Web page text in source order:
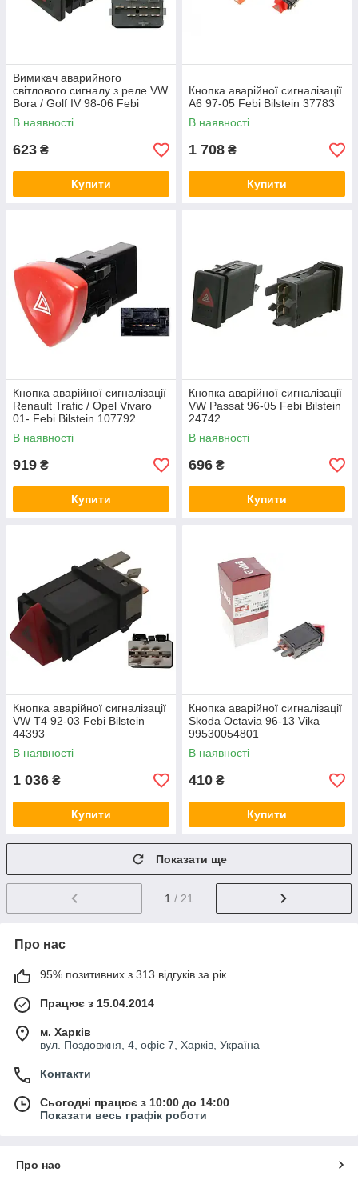
Вимикач аварийного
світлового сигналу з реле VW
Bora / Golf IV 98-06 Febi
Bilstein 22292
В наявності
623 ₴
Купити
Кнопка аварійної сигналізації
A6 97-05 Febi Bilstein 37783
В наявності
1 708 ₴
Купити
Кнопка аварійної сигналізації
Renault Trafic / Opel Vivaro
01- Febi Bilstein 107792
В наявності
919 ₴
Купити
Кнопка аварійної сигналізації
VW Passat 96-05 Febi Bilstein
24742
В наявності
696 ₴
Купити
Кнопка аварійної сигналізації
VW T4 92-03 Febi Bilstein
44393
В наявності
1 036 ₴
Купити
Кнопка аварійної сигналізації
Skoda Octavia 96-13 Vika
99530054801
В наявності
410 ₴
Купити
Показати ще
1 / 21
Про нас
95% позитивних з 313 відгуків за рік
Працює з 15.04.2014
м. Харків
вул. Поздовжня, 4, офіс 7, Харків, Україна
Контакти
Сьогодні працює з 10:00 до 14:00
Показати весь графік роботи
Про нас